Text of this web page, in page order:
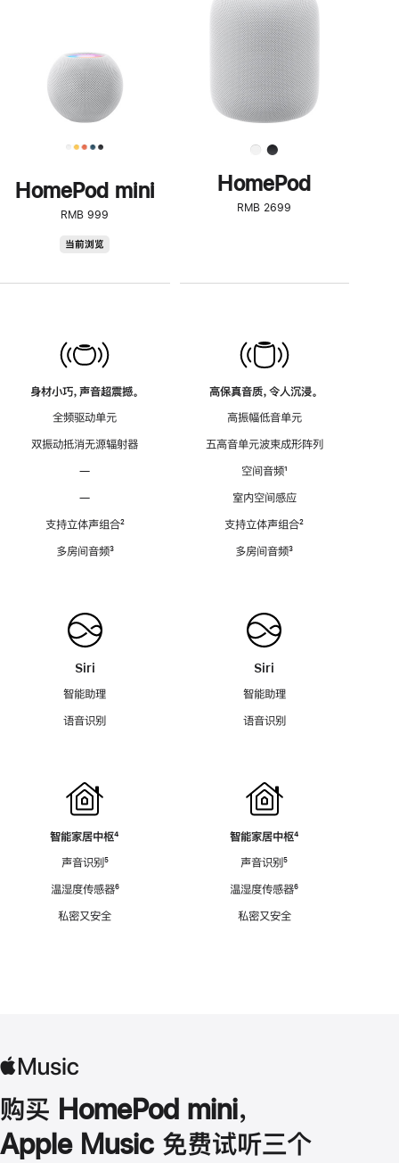
HomePod mini
RMB 999
当前浏览
身材小巧，声音超震撼。
全频驱动单元
双振动抵消无源辐射器
—
—
支持立体声组合脚
²
多房间音频脚
³
Siri
智能助理
语音识别
智能家居中枢脚
⁴
声音识别脚
⁵
温湿度传感器脚
⁶
私密又安全
了
解
HomePod<
HomePod
RMB 2699
高保真音质，令人沉浸。
高振幅低音单元
五高音单元波束成形阵列
空间音频脚
¹
室内空间感应
支持立体声组合脚
²
多房间音频脚
³
Siri
智能助理
语音识别
智能家居中枢脚
⁴
声音识别脚
⁵
温湿度传感器脚
⁶
私密又安全
购买 HomePod mini，
Apple Music 免费试听三个